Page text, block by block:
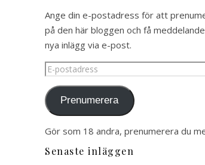
Ange din e-postadress för att
på den här bloggen och få
nya inlägg via e-post.
E-
postadress
Prenumerera
Gör som 18 andra, prenumerera du
Senaste inläggen